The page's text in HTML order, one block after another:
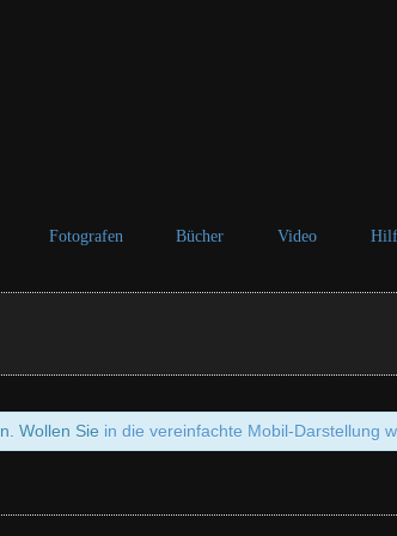
Fotografen Bücher Video
Wollen Sie in die vereinfachte Mobil-Darstellung